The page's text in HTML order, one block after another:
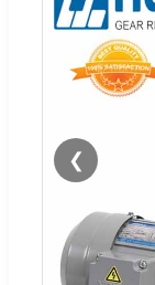
❮